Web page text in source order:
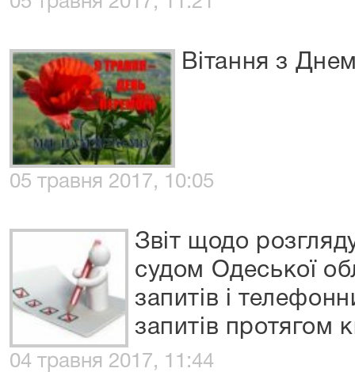
Вітання з
05 травня 2017, 10:05
Звіт щодо
судом Одеської
запитів і
запитів протягом
04 травня 2017, 11:44